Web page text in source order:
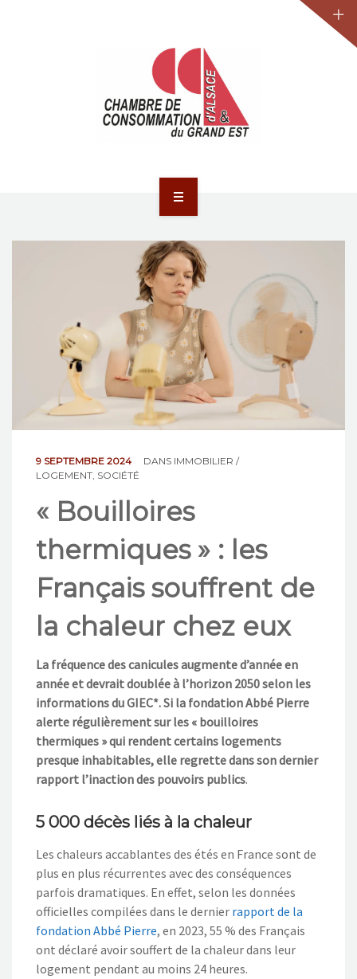
LA CCA-GE
NOS ACTIONS
CONTACT
9 SEPTEMBRE 2024 DANS IMMOBILIER /
LOGEMENT SOCIÉTÉ
« Bouilloires
thermiques » : les
Français souffrent de
la chaleur chez eux
La fréquence des canicules augmente d’année en
année et devrait doublée à l’horizon 2050 selon les
informations du GIEC*. Si la fondation Abbé Pierre
alerte régulièrement sur les « bouilloires
thermiques » qui rendent certains logements
presque inhabitables, elle regrette dans son dernier
rapport l’inaction des pouvoirs publics.
5 000 décès liés à la chaleur
Les chaleurs accablantes des étés en France sont de
plus en plus récurrentes avec des conséquences
parfois dramatiques. En effet, selon les données
officielles compilées dans le dernier rapport de la
fondation Abbé Pierre, en 2023, 55 % des Français
ont déclaré avoir souffert de la chaleur dans leur
logement pendant au moins 24 heures.